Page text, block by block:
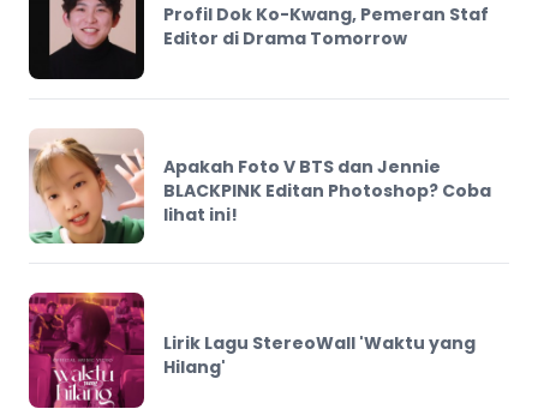
Profil Dok Ko-Kwang, Pemeran Staf
Editor di Drama Tomorrow
Apakah Foto V BTS dan Jennie
BLACKPINK Editan Photoshop? Coba
lihat ini!
Lirik Lagu StereoWall 'Waktu yang
Hilang'